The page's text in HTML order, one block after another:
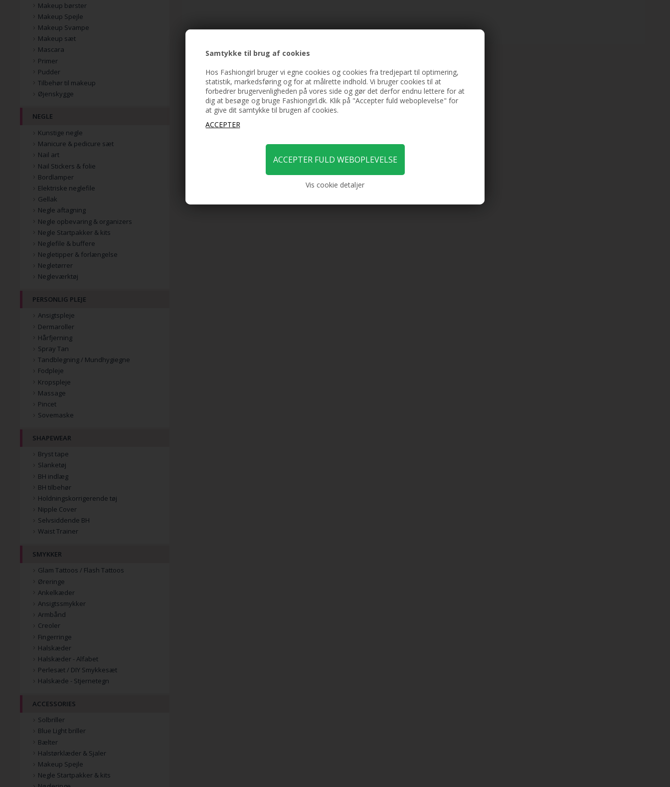
Samtykke til brug af cookies
Hos Fashiongirl bruger vi egne cookies og cookies fra tredjepart til optimering,
statistik, markedsføring og for at målrette indhold. Vi bruger cookies til at
forbedrer brugervenligheden på vores side og gør det derfor endnu lettere for at
dig at besøge og bruge Fashiongirl.dk. Klik på "Accepter fuld weboplevelse" for
at give dit samtykke til brugen af cookies.
Vis cookie detaljer
Makeup børster
Makeup Spejle
Makeup Svampe
Makeup sæt
Mascara
Primer
Pudder
Tilbehør til makeup
Øjenskygge
NEGLE
Kunstige negle
Manicure & pedicure sæt
Nail art
Nail Stickers & folie
Bordlamper
Elektriske neglefile
Gellak
Negle aftagning
Negle opbevaring & organizers
Negle Startpakker & kits
Neglefile & buffere
Negletipper & forlængelse
Negletørrer
Negleværktøj
PERSONLIG PLEJE
Ansigtspleje
Dermaroller
Hårfjerning
Spray Tan
Tandblegning / Mundhygiegne
Fodpleje
Kropspleje
Massage
Pincet
Sovemaske
SHAPEWEAR
Bryst tape
Slanketøj
BH indlæg
BH tilbehør
Holdningskorrigerende tøj
Nipple Cover
Selvsiddende BH
Waist Trainer
SMYKKER
Glam Tattoos / Flash Tattoos
Øreringe
Ankelkæder
Ansigtssmykker
Armbånd
Creoler
Fingerringe
Halskæder
Halskæder - Alfabet
Perlesæt / DIY Smykkesæt
Halskæde - Stjernetegn
ACCESSORIES
Solbriller
Blue Light briller
Bælter
Halstørklæder & Sjaler
Makeup Spejle
Negle Startpakker & kits